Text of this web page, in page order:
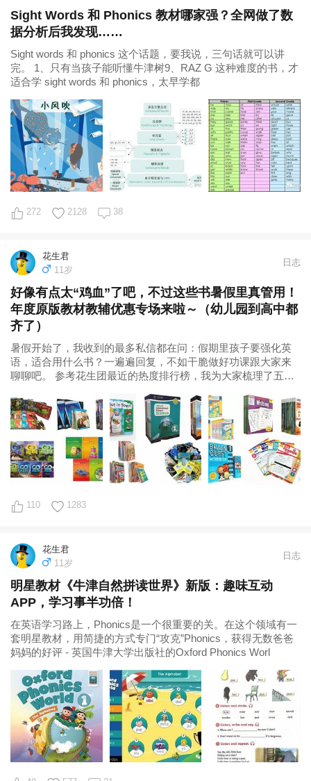
Sight Words 和 Phonics 教材哪家强？全网做了数
据分析后我发现……
Sight words 和 phonics 这个话题，要我说，三句话就可以讲
完。 1、只有当孩子能听懂牛津树9、RAZ G 这种难度的书，才
适合学 sight words 和 phonics，太早学都
272 2128 38
花生君
11岁
日志
好像有点太“鸡血”了吧，不过这些书暑假里真管用！
年度原版教材教辅优惠专场来啦～（幼儿园到高中都
齐了）
暑假开始了，我收到的最多私信都在问：假期里孩子要强化英
语，适合用什么书？一遍遍回复，不如干脆做好功课跟大家来
聊聊吧。 参考花生团最近的热度排行榜，我为大家梳理了五大
110 1283
花生君
11岁
日志
明星教材《牛津自然拼读世界》新版：趣味互动
APP，学习事半功倍！
在英语学习路上，Phonics是一个很重要的关。在这个领域有一
套明星教材，用简捷的方式专门“攻克”Phonics，获得无数爸爸
妈妈的好评 - 英国牛津大学出版社的Oxford Phonics Worl